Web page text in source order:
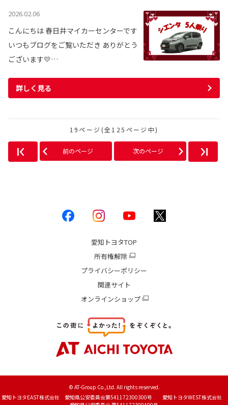
2026.02.06
こんにちは 春日井マイカーセンターです
いつもブログをご覧いただき ありがとう
ございます💛…
詳しく見る
19ページ(全125ページ中)
前のページ 次のページ
愛知トヨタTOP
所有権解除
プライバシーポリシー
関連サイト
オンラインショップ
© AT-Group Co.,Ltd. All rights reserved.
愛知トヨタEAST株式会社 愛知県公安委員会第541172300300号 愛知トヨタWEST株式会社